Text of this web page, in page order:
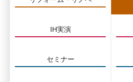
IH実演
セミナー